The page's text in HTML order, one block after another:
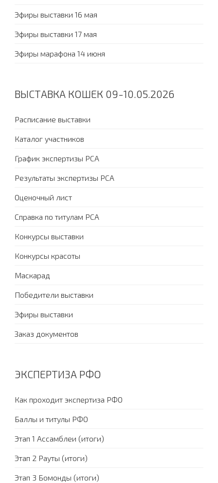
Эфиры выставки 16 мая
Эфиры выставки 17 мая
Эфиры марафона 14 июня
ВЫСТАВКА КОШЕК 09-10.05.2026
Расписание выставки
Каталог участников
График экспертизы PCA
Результаты экспертизы PCA
Оценочный лист
Справка по титулам PCA
Конкурсы выставки
Конкурсы красоты
Маскарад
Победители выставки
Эфиры выставки
Заказ документов
ЭКСПЕРТИЗА РФО
Как проходит экспертиза РФО
Баллы и титулы РФО
Этап 1 Ассамблеи (итоги)
Этап 2 Рауты (итоги)
Этап 3 Бомонды (итоги)